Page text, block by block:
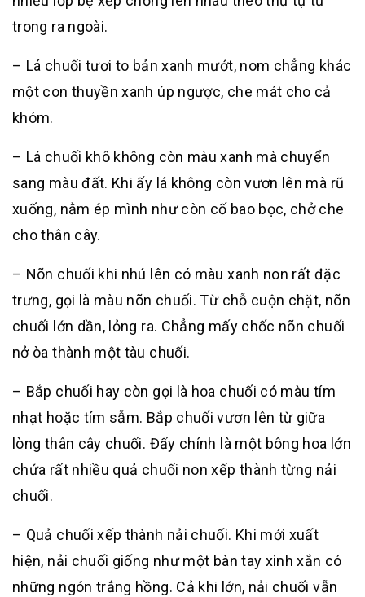
trong ra ngoài.
– Lá chuối tươi to bản xanh mướt, nom chẳng khác
một con thuyền xanh úp ngược, che mát cho cả
khóm.
– Lá chuối khô không còn màu xanh mà chuyển
sang màu đất. Khi ấy lá không còn vươn lên mà rũ
xuống, nằm ép mình như còn cố bao bọc, chở che
cho thân cây.
– Nõn chuối khi nhú lên có màu xanh non rất đặc
trưng, gọi là màu nõn chuối. Từ chỗ cuộn chặt, nõn
chuối lớn dần, lỏng ra. Chẳng mấy chốc nõn chuối
nở òa thành một tàu chuối.
– Bắp chuối hay còn gọi là hoa chuối có màu tím
nhạt hoặc tím sẫm. Bắp chuối vươn lên từ giữa
lòng thân cây chuối. Đấy chính là một bông hoa lớn
chứa rất nhiều quả chuối non xếp thành từng nải
chuối.
– Quả chuối xếp thành nải chuối. Khi mới xuất
hiện, nải chuối giống như một bàn tay xinh xắn có
những ngón trắng hồng. Cả khi lớn, nải chuối vẫn